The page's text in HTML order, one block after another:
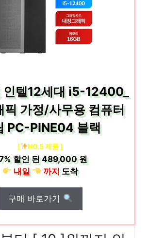
인텔12세대 i5-12400_
픽 가정/사무용 컴퓨터
PC-PINE04 블랙
[ NO.5 제품 ]
할인 된489,000 원
내일
까지도착
구매 바로가기